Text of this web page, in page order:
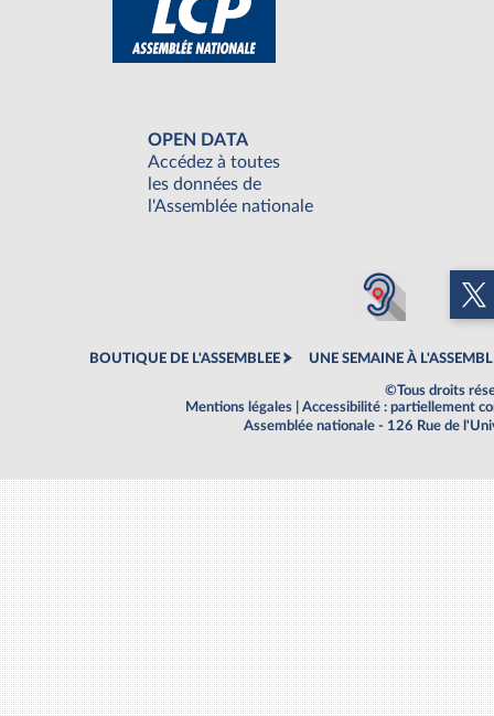
OPEN DATA
Accédez à toutes
les données de
l'Assemblée nationale
BOUTIQUE DE L'ASSEMBLEE UNE SEMAINE À
©Tous droits
Mentions légales
Accessibilité : partiellement
Assemblée nationale - 126 Rue de